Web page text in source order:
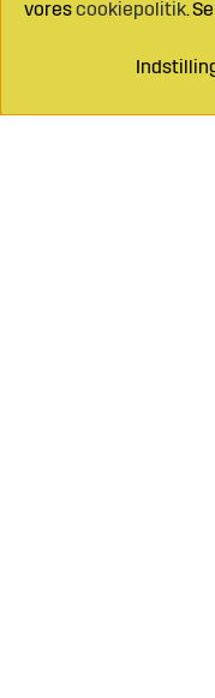
vorescookiepolitik.